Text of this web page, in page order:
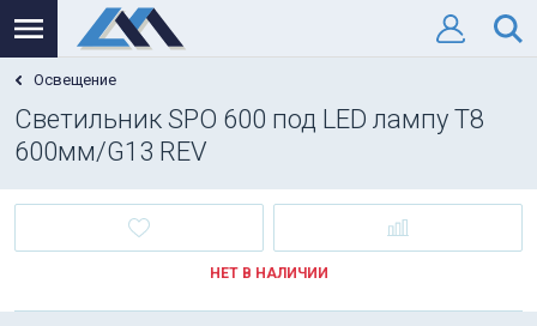
Освещение
Светильник SPO 600 под LED лампу T8
600мм/G13 REV
НЕТ В НАЛИЧИИ